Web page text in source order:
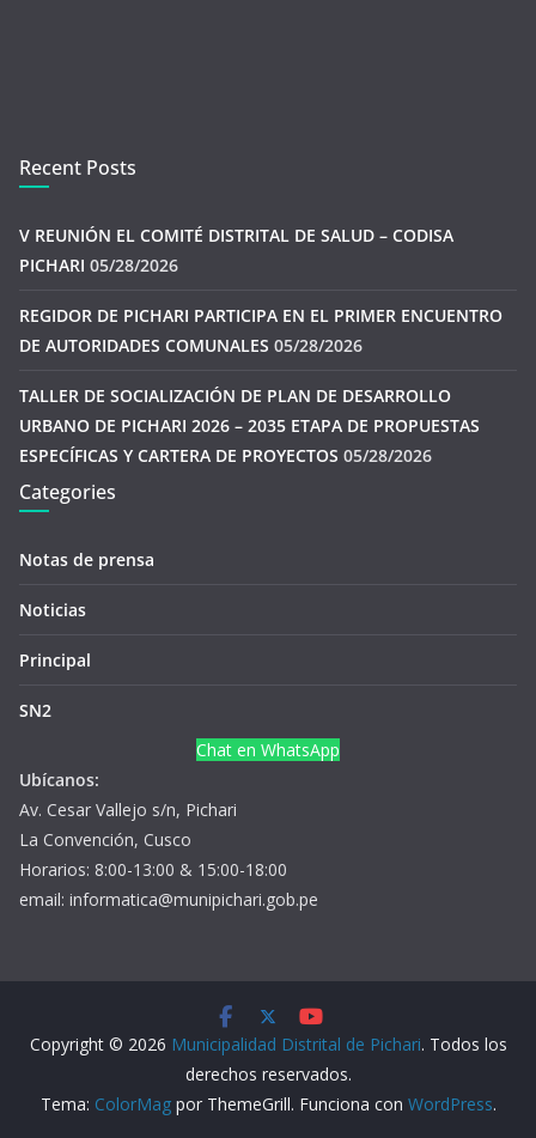
Recent Posts
V REUNIÓN EL COMITÉ DISTRITAL DE SALUD – CODISA
PICHARI 05/28/2026
REGIDOR DE PICHARI PARTICIPA EN EL PRIMER ENCUENTRO
DE AUTORIDADES COMUNALES 05/28/2026
TALLER DE SOCIALIZACIÓN DE PLAN DE DESARROLLO
URBANO DE PICHARI 2026 – 2035 ETAPA DE PROPUESTAS
ESPECÍFICAS Y CARTERA DE PROYECTOS 05/28/2026
Categories
Notas de prensa
Noticias
Principal
SN2
Chat en WhatsApp
Ubícanos:
Av. Cesar Vallejo s/n, Pichari
La Convención, Cusco
Horarios: 8:00-13:00 & 15:00-18:00
email: informatica@munipichari.gob.pe
Copyright © 2026 Municipalidad Distrital de Pichari. Todos los
derechos reservados.
Tema: ColorMagpor ThemeGrill. Funciona con WordPress.